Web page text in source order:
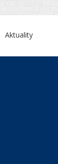
Aktuality